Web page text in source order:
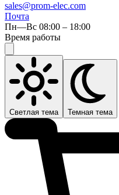
sales@prom-elec.com
Почта
Пн—Вс 08:00 – 18:00
Время работы
Светлая тема Темная тема